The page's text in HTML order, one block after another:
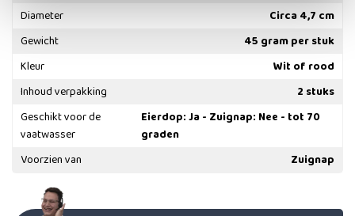
Diameter
Circa 4,7 cm
Gewicht
45 gram per stuk
Kleur
Wit of rood
Inhoud verpakking
2 stuks
Geschikt voor de
vaatwasser
Eierdop: Ja - Zuignap: Nee - tot 70
graden
Voorzien van
Zuignap